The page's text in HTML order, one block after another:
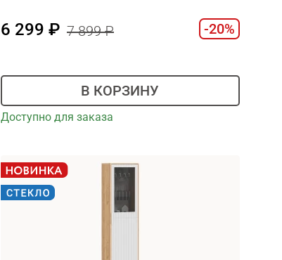
6 299 7 899 -20%
В КОРЗИНУ
Доступно для заказа